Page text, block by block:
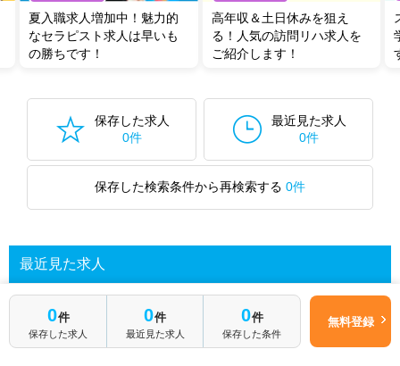
夏入職求人増加中！魅力的
なセラピスト求人は早いも
の勝ちです！
高年収＆土日休みを狙え
る！人気の訪問リハ求人を
ご紹介します！
保存した求人
0件
最近見た求人
0件
保存した検索条件から再検索する 0件
最近見た求人
あなたが最近見た求人を表示します
0件
保存した求人
0件
最近見た求人
0件
保存した条件
無料登録